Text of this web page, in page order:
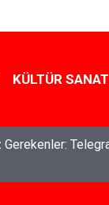
KÜLTÜR SANAT
Altına Almak